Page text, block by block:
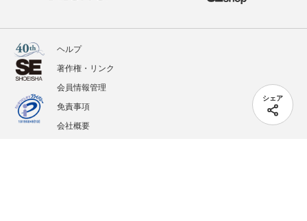
シェア
ヘルプ
著作権・リンク
会員情報管理
免責事項
会社概要